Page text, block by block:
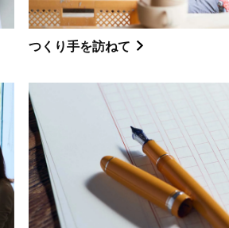
つくり手を訪ねて